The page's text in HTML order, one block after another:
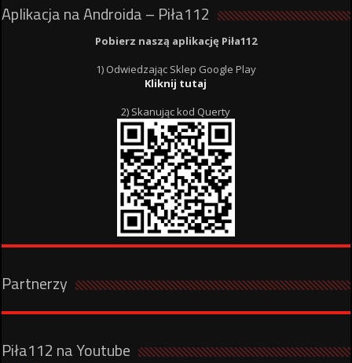
Aplikacja na Androida – Piła112
Pobierz naszą aplikację Piła112
1) Odwiedzając Sklep Google Play
Kliknij tutaj
2) Skanując kod Querty
Partnerzy
Piła112 na Youtube